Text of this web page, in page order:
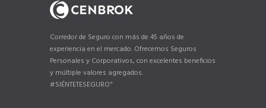
Corredor de Seguro con más de 45 años de
experiencia en el mercado. Ofrecemos Seguros
Personales y Corporativos, con excelentes beneficios
y múltiple valores agregados.
#SIÉNTETESEGURO"